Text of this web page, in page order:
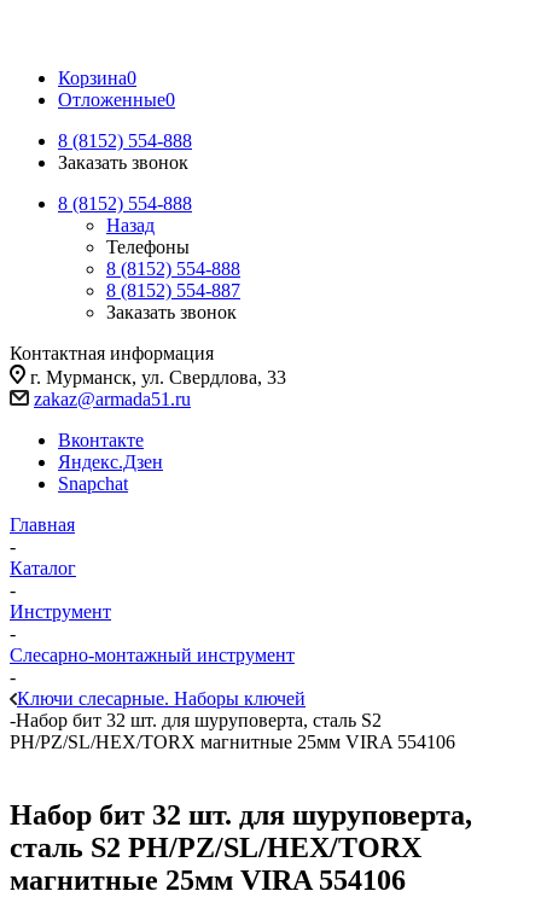
Корзина0
Отложенные0
8 (8152) 554-888
Заказать звонок
8 (8152) 554-888
Назад
Телефоны
8 (8152) 554-888
8 (8152) 554-887
Заказать звонок
Контактная информация
г. Мурманск, ул. Свердлова, 33
zakaz@armada51.ru
Вконтакте
Яндекс.Дзен
Snapchat
Главная
-
Каталог
-
Инструмент
-
Слесарно-монтажный инструмент
-
Ключи слесарные. Наборы ключей
-Набор бит 32 шт. для шуруповерта, сталь S2
PH/PZ/SL/HEX/TORX магнитные 25мм VIRA 554106
Набор бит 32 шт. для шуруповерта,
сталь S2 PH/PZ/SL/HEX/TORX
магнитные 25мм VIRA 554106